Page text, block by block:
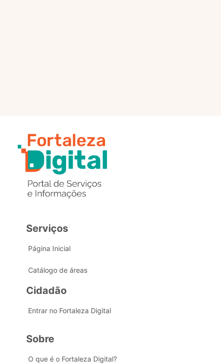
Serviços
Página Inicial
Catálogo de áreas
Cidadão
Entrar no Fortaleza Digital
Sobre
O que é o Fortaleza Digital?